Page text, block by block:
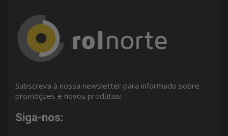
Subscreva à nossa newsletter para informado sobre
promoções e novos produtos!
Siga-nos: